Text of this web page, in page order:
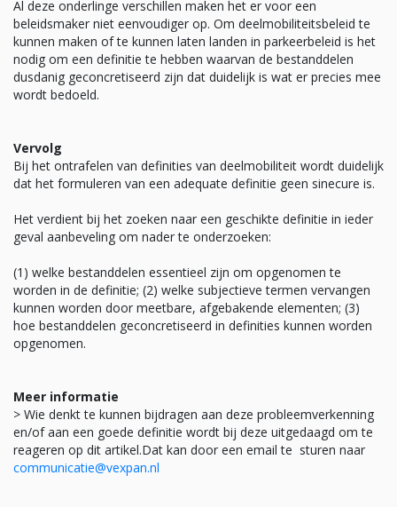
Al deze onderlinge verschillen maken het er voor een
beleidsmaker niet eenvoudiger op. Om deelmobiliteitsbeleid te
kunnen maken of te kunnen laten landen in parkeerbeleid is het
nodig om een definitie te hebben waarvan de bestanddelen
dusdanig geconcretiseerd zijn dat duidelijk is wat er precies mee
wordt bedoeld.
Vervolg
Bij het ontrafelen van definities van deelmobiliteit wordt duidelijk
dat het formuleren van een adequate definitie geen sinecure is.
Het verdient bij het zoeken naar een geschikte definitie in ieder
geval aanbeveling om nader te onderzoeken:
(1) welke bestanddelen essentieel zijn om opgenomen te
worden in de definitie; (2) welke subjectieve termen vervangen
kunnen worden door meetbare, afgebakende elementen; (3)
hoe bestanddelen geconcretiseerd in definities kunnen worden
opgenomen.
Meer informatie
> Wie denkt te kunnen bijdragen aan deze probleemverkenning
en/of aan een goede definitie wordt bij deze uitgedaagd om te
reageren op dit artikel.Dat kan door een email te sturen naar
communicatie@vexpan.nl